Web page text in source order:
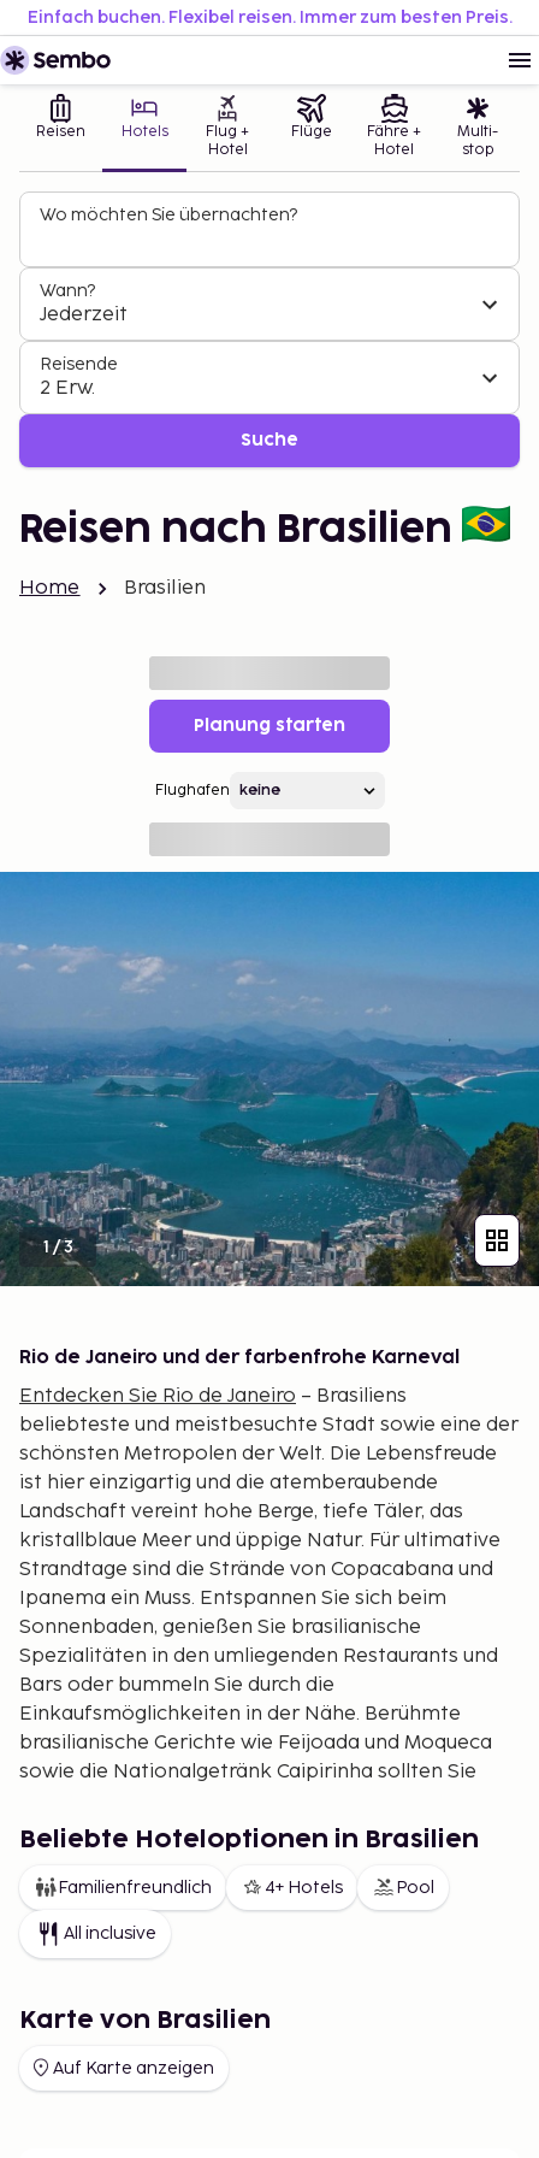
Einfach buchen. Flexibel reisen. Immer zum besten Preis.
Reisen Hotels
Flug +
Hotel
Flüge
Fähre +
Hotel
Multi-
stop
Wo möchten Sie übernachten?
Wann?
Jederzeit
Reisende
2 Erw.
Suche
Reisen nach Brasilien
Home Brasilien
Planung starten
Flughafen
1/3
Rio de Janeiro und der farbenfrohe Karneval
Entdecken Sie Rio de Janeiro – Brasiliens
beliebteste und meistbesuchte Stadt sowie eine der
schönsten Metropolen der Welt. Die Lebensfreude
ist hier einzigartig und die atemberaubende
Landschaft vereint hohe Berge, tiefe Täler, das
kristallblaue Meer und üppige Natur. Für ultimative
Strandtage sind die Strände von Copacabana und
Ipanema ein Muss. Entspannen Sie sich beim
Sonnenbaden, genießen Sie brasilianische
Spezialitäten in den umliegenden Restaurants und
Bars oder bummeln Sie durch die
Einkaufsmöglichkeiten in der Nähe. Berühmte
brasilianische Gerichte wie Feijoada und Moqueca
sowie die Nationalgetränk Caipirinha sollten Sie
bieten die Möglichkeit, Sonnenliegen zu mieten,
wobei Copacabana für seine lebhafte Atmosphäre
bekannt ist, während Ipanema etwas ruhiger und
bei Einheimischen beliebt ist. Besonders an den
autofreien Sonntagen eignen sich die Promenaden
Ein kulturelles Highlight ist der Besuch der
hohen Berg Corcovado. Die Aussicht von hier über
ganz Rio ist einfach spektakulär. Ebenso
Beliebte Hoteloptionen in Brasilien
Familienfreundlich 4+ Hotels Pool
All inclusive
Karte von Brasilien
Auf Karte anzeigen